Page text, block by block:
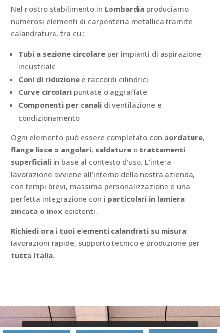
Nel nostro stabilimento in Lombardia produciamo
numerosi elementi di carpenteria metallica tramite
calandratura, tra cui:
Tubi a sezione circolare per impianti di aspirazione
industriale
Coni di riduzione e raccordi cilindrici
Curve circolari puntate o aggraffate
Componenti per canali di ventilazione e
condizionamento
Ogni elemento può essere completato con bordature,
flange lisce o angolari, saldature o trattamenti
superficiali in base al contesto d’uso. L’intera
lavorazione avviene all’interno della nostra azienda,
con tempi brevi, massima personalizzazione e una
perfetta integrazione con i particolari in lamiera
zincata o inox esistenti.
Richiedi ora i tuoi elementi calandrati su misura:
lavorazioni rapide, supporto tecnico e produzione per
tutta Italia.